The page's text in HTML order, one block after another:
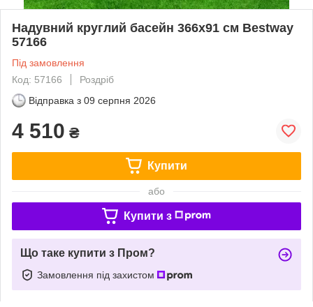
Надувний круглий басейн 366х91 см Bestway
57166
Під замовлення
Код: 57166
Роздріб
Відправка з 09 серпня 2026
4 510 ₴
Купити
або
Купити з
Що таке купити з Пром?
Замовлення під захистом